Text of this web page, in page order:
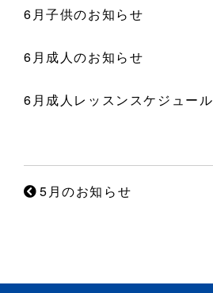
6月子供のお知らせ
6月成人のお知らせ
6月成人レッスンスケジュール
5月のお知らせ